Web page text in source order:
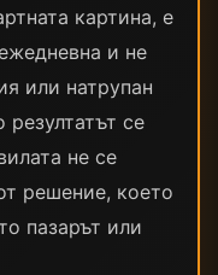
картина, е
и не
или натрупан
се
не се
решение, което
пазарът или